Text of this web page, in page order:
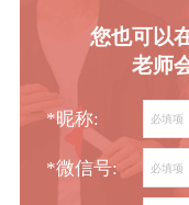
您也可以
老师
*昵称:
*微信号: